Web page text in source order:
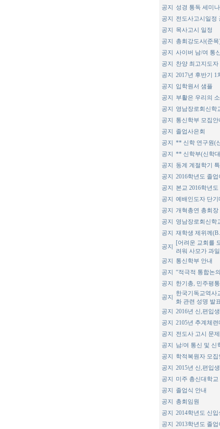
공지
성경 통독 세미나
공지
전도사고시일정
공지
목사고시 일정
공지
총회강도사(준
공지
사이버 남/여 통
공지
찬양 최고지도
공지
2017년 후반기 1
공지
입학원서 샘플
공지
부활은 우리의
공지
영남장로회신학
공지
통신학부 모집안
공지
졸업사은회
공지
** 신학 연구원(
공지
** 신학부(신학
공지
동계 계절학기
공지
2016학년도 졸
공지
본교 2016학년
공지
예배인도자 단
공지
개혁총연 총회
공지
영남장로회신학
공지
재학생 제위께
공지
[어려운 교회를
려워 사모가 과
공지
통신학부 안내
공지
“적극적 통합논
공지
한기총, 민주평
공지
한국기독교역사
화 관련 성명 발
공지
2016년 신,편입
공지
2105년 추계체
공지
전도사 고시 문
공지
남/여 통신 및 신
공지
학적복원자 모집
공지
2015년 신,편입
공지
미주 총신대학
공지
졸업식 안내
공지
총회임원
공지
2014학년도 신
공지
2013학년도 졸